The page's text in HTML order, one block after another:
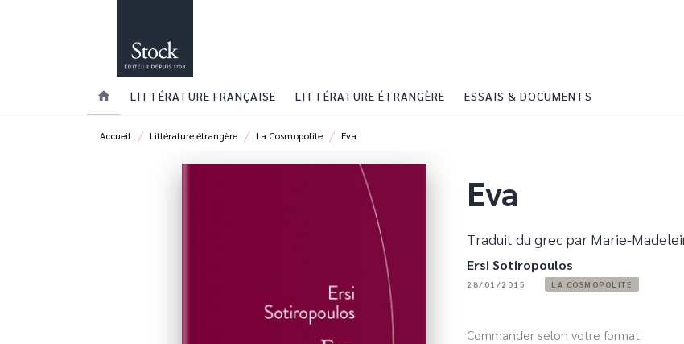
home LITTÉRATURE FRANÇAISE LITTÉRATURE ÉTRANGÈRE ESSAIS & DOCUMENTS
Accueil / Littérature étrangère / La Cosmopolite / Eva
Eva
Traduit du grec par Marie-
Ersi Sotiropoulos
28/01/2015 LA COSMOPOLITE
Commander selon votre format